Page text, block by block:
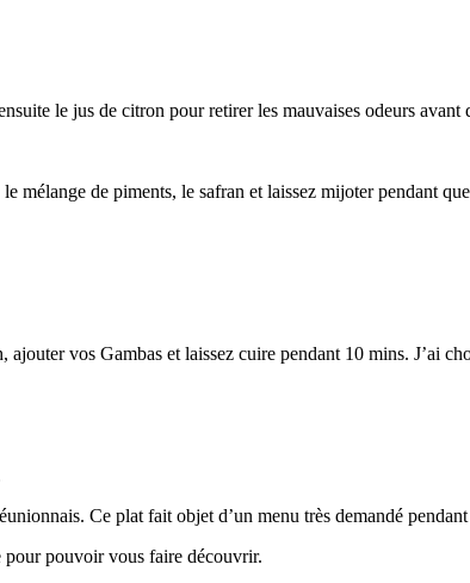
le jus de citron pour retirer les mauvaises odeurs avant
mélange de piments, le safran et laissez mijoter pendant
vos Gambas et laissez cuire pendant 10 mins. J’ai
Ce plat fait objet d’un menu très demandé
pouvoir vous faire découvrir.